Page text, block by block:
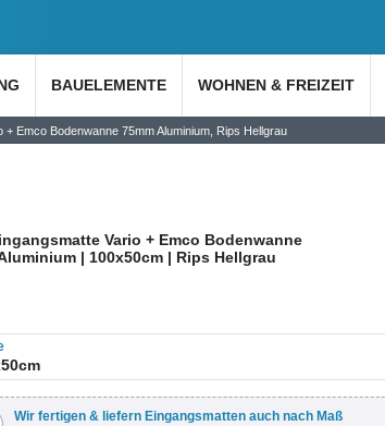
BAUELEMENTE WOHNEN & FREIZEIT
+ Emco Bodenwanne 75mm Aluminium, Rips Hellgrau
Vario + Emco Bodenwanne
| 100x50cm | Rips Hellgrau
Wir fertigen & liefern Eingangsmatten auch nach Maß